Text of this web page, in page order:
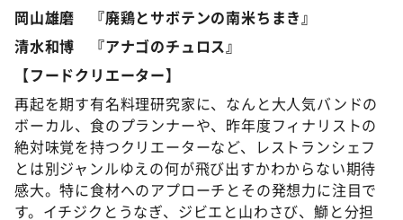
岡山雄磨 『廃鶏とサボテンの南米ちまき』
清水和博 『アナゴのチュロス』
【フードクリエーター】
再起を期す有名料理研究家に、なんと大人気バンドの
ボーカル、食のプランナーや、昨年度フィナリストの
絶対味覚を持つクリエーターなど、レストランシェフ
とは別ジャンルゆえの何が飛び出すかわからない期待
感大。特に食材へのアプローチとその発想力に注目で
す。イチジクとうなぎ、ジビエと山わさび、鰤と分担